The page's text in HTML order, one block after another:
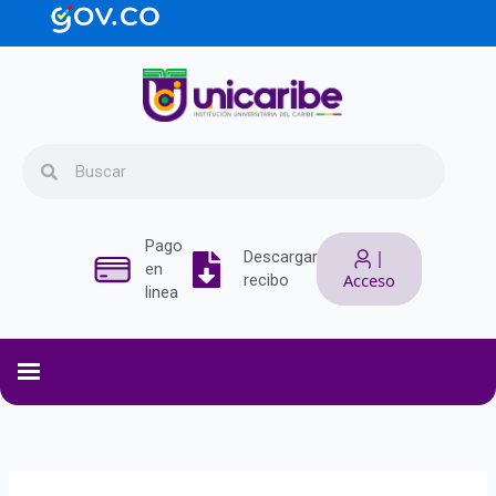
contenido
Pago
en
linea
Descargar
recibo
|
Acceso